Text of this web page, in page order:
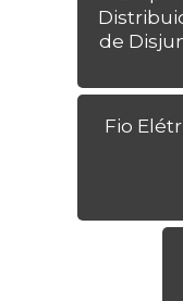
de
Fio